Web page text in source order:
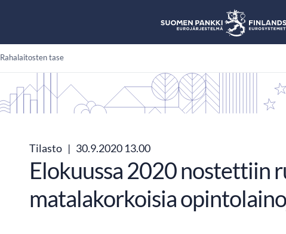
Rahalaitosten tase
Tilasto | 30.9.2020 13.00
Elokuussa 2020 nostettiin
matalakorkoisia